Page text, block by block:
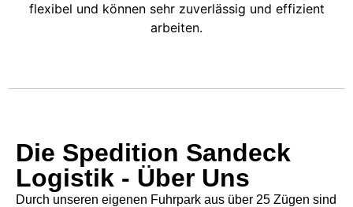
flexibel und können sehr zuverlässig und effizient
arbeiten.
Die Spedition Sandeck
Logistik - Über Uns
Durch unseren eigenen Fuhrpark aus über 25 Zügen sind